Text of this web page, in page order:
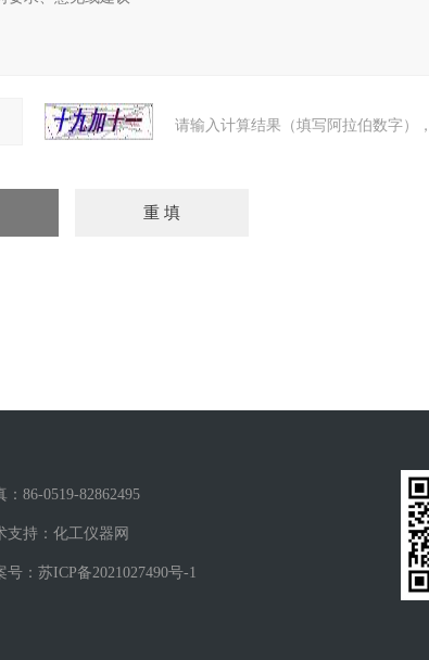
请输入计算结果（填写阿拉伯数字）
：86-0519-82862495
支持： 化工仪器网
号： 苏ICP备2021027490号-1